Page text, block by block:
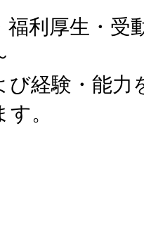
福利厚生・受
経験・能力
。